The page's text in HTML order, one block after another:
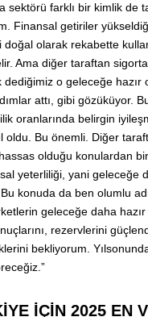
sektörü farklı bir kimlik de
Finansal getiriler
doğal olarak rekabette
Ama diğer taraftan
dediğimiz o geleceğe hazır
attı, gibi gözüküyor.
oranlarında belirgin
oldu. Bu önemli. Diğer
hassas olduğu konulardan
yeterliliği, yani geleceğe
konuda da ben olumlu
geleceğe daha
rezervlerini
bekliyorum.
İÇİN 2025 EN